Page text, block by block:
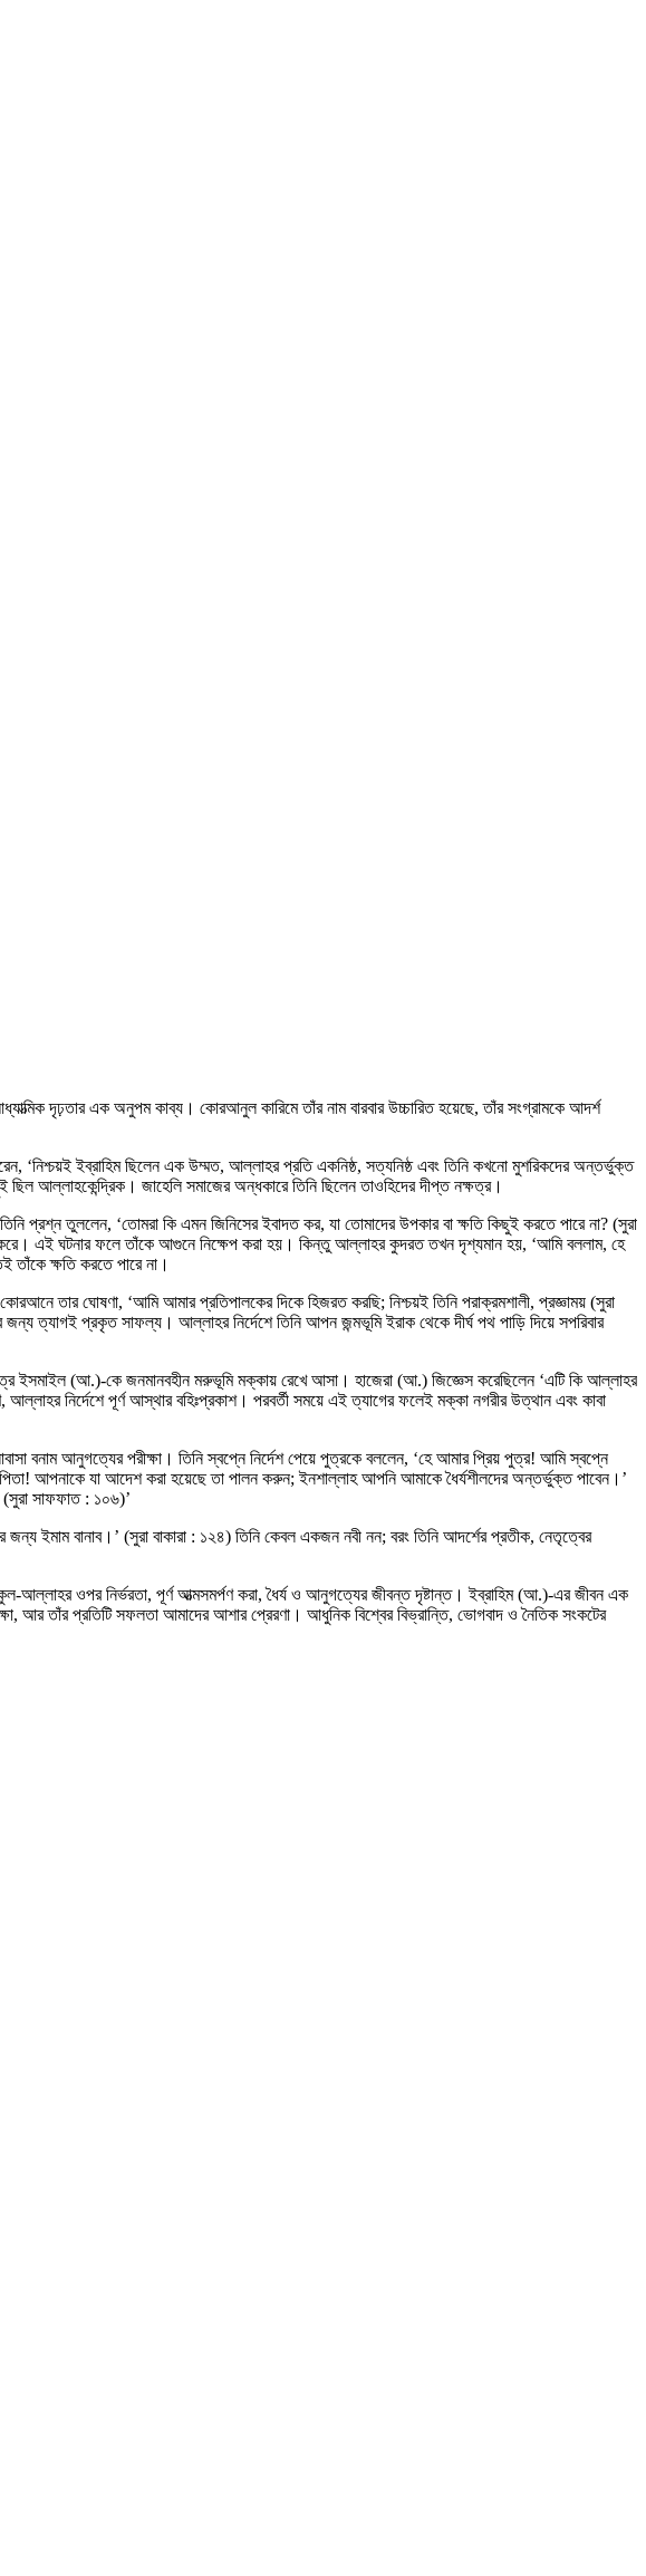
দৃঢ়তার এক অনুপম কাব্য। কোরআনুল কারিমে তাঁর নাম বারবার উচ্চারিত হয়েছে, তাঁর সংগ্রামকে আদর্শ
‘নিশ্চয়ই ইব্রাহিম ছিলেন এক উম্মত, আল্লাহর প্রতি একনিষ্ঠ, সত্যনিষ্ঠ এবং তিনি কখনো মুশরিকদের অন্তর্ভুক্ত
আল্লাহকেন্দ্রিক। জাহেলি সমাজের অন্ধকারে তিনি ছিলেন তাওহিদের দীপ্ত নক্ষত্র।
প্রশ্ন তুললেন, ‘তোমরা কি এমন জিনিসের ইবাদত কর, যা তোমাদের উপকার বা ক্ষতি কিছুই করতে পারে না? (সুরা
করে। এই ঘটনার ফলে তাঁকে আগুনে নিক্ষেপ করা হয়। কিন্তু আল্লাহর কুদরত তখন দৃশ্যমান হয়, ‘আমি বললাম, হে
তাঁকে ক্ষতি করতে পারে না।
তার ঘোষণা, ‘আমি আমার প্রতিপালকের দিকে হিজরত করছি; নিশ্চয়ই তিনি পরাক্রমশালী, প্রজ্ঞাময় (সুরা
ত্যাগই প্রকৃত সাফল্য। আল্লাহর নির্দেশে তিনি আপন জন্মভূমি ইরাক থেকে দীর্ঘ পথ পাড়ি দিয়ে সপরিবার
ইসমাইল (আ.)-কে জনমানবহীন মরুভূমি মক্কায় রেখে আসা। হাজেরা (আ.) জিজ্ঞেস করেছিলেন ‘এটি কি আল্লাহর
নির্দেশে পূর্ণ আস্থার বহিঃপ্রকাশ। পরবর্তী সময়ে এই ত্যাগের ফলেই মক্কা নগরীর উত্থান এবং কাবা
বনাম আনুগত্যের পরীক্ষা। তিনি স্বপ্নে নির্দেশ পেয়ে পুত্রকে বললেন, ‘হে আমার প্রিয় পুত্র! আমি স্বপ্নে
আপনাকে যা আদেশ করা হয়েছে তা পালন করুন; ইনশাল্লাহ আপনি আমাকে ধৈর্যশীলদের অন্তর্ভুক্ত পাবেন।’
সাফফাত : ১০৬)’
জন্য ইমাম বানাব।’ (সুরা বাকারা : ১২৪) তিনি কেবল একজন নবী নন; বরং তিনি আদর্শের প্রতীক, নেতৃত্বের
আল্লাহর ওপর নির্ভরতা, পূর্ণ আত্মসমর্পণ করা, ধৈর্য ও আনুগত্যের জীবন্ত দৃষ্টান্ত। ইব্রাহিম (আ.)-এর জীবন এক
আর তাঁর প্রতিটি সফলতা আমাদের আশার প্রেরণা। আধুনিক বিশ্বের বিভ্রান্তি, ভোগবাদ ও নৈতিক সংকটের